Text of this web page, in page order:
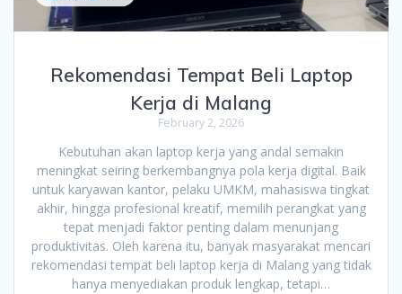
Rekomendasi Tempat Beli Laptop
Kerja di Malang
February 2, 2026
Kebutuhan akan laptop kerja yang andal semakin
meningkat seiring berkembangnya pola kerja digital. Baik
untuk karyawan kantor, pelaku UMKM, mahasiswa tingkat
akhir, hingga profesional kreatif, memilih perangkat yang
tepat menjadi faktor penting dalam menunjang
produktivitas. Oleh karena itu, banyak masyarakat mencari
rekomendasi tempat beli laptop kerja di Malang yang tidak
hanya menyediakan produk lengkap, tetapi…